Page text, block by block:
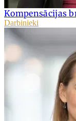
Kompensācijas
Darbinieki